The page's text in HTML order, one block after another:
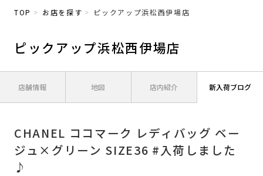
TOP お店を探す ピックアップ浜松西伊場店
ピックアップ浜松西伊場店
店舗情報 地図 店内紹介 新入荷ブログ
CHANEL ココマーク レディバッグ ベー
ジュ×グリーン SIZE36 #入荷しました
♪